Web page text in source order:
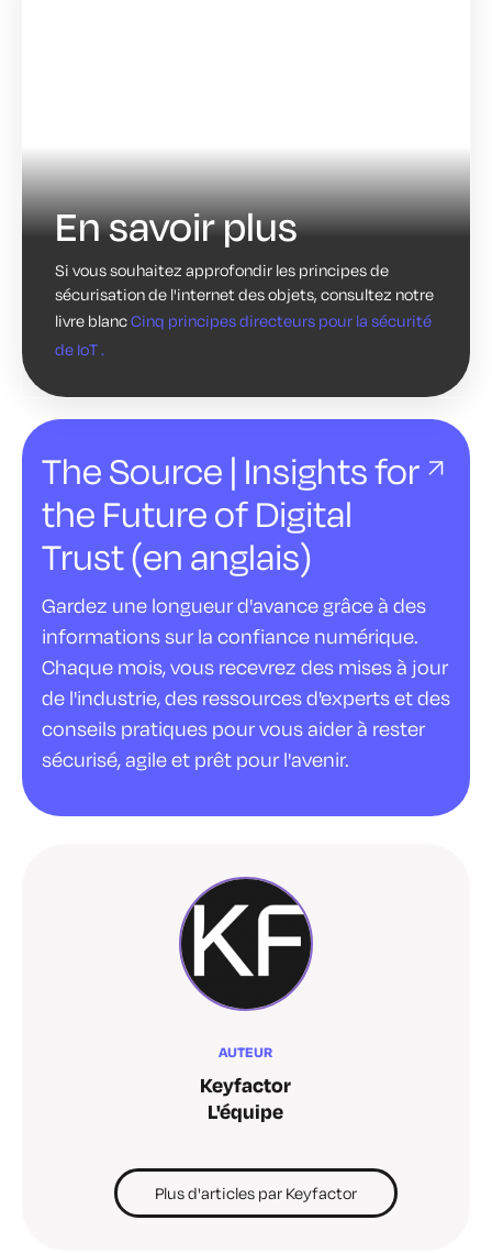
En savoir plus
Si vous souhaitez approfondir les principes de
sécurisation de l'internet des objets, consultez notre
livre blancCinq principes directeurs pour la sécurité
de IoT .
The Source | Insights for
the Future of Digital
Trust (en anglais)
Gardez une longueur d'avance grâce à des
informations sur la confiance numérique.
Chaque mois, vous recevrez des mises à jour
de l'industrie, des ressources d'experts et des
conseils pratiques pour vous aider à rester
sécurisé, agile et prêt pour l'avenir.
AUTEUR
Keyfactor
L'équipe
Plus d'articles par Keyfactor